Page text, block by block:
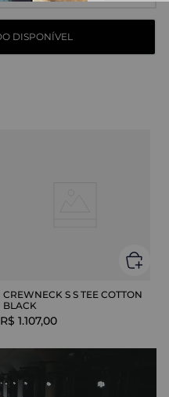
CREWNECK S S TEE COTTON
BLACK
R$ 1.107,00